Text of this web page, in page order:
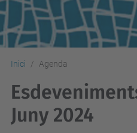
Inici Agenda
Juny 2024